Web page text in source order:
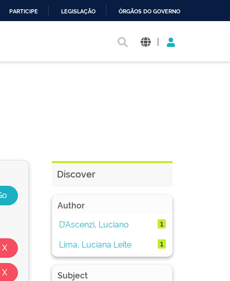
PARTICIPE LEGISLAÇÃO ÓRGÃOS DO GOVERNO
|
Discover
Author
D’Ascenzi, Luciano
1
Lima, Luciana Leite 1
Subject